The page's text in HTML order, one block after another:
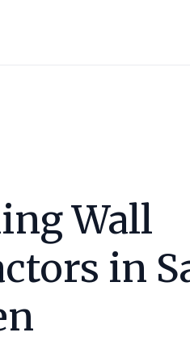
Wall
in